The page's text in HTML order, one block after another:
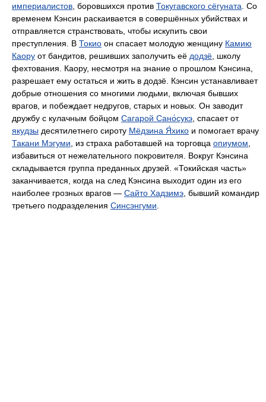
империалистов , боровшихся против Токугавского сёгуната . Со
временем Кэнсин раскаивается в совершённых убийствах и
отправляется странствовать, чтобы искупить свои
преступления. В Токио он спасает молодую женщину Камию
Каору от бандитов, решивших заполучить её додзё , школу
фехтования. Каору, несмотря на знание о прошлом Кэнсина,
разрешает ему остаться и жить в додзё. Кэнсин устанавливает
добрые отношения со многими людьми, включая бывших
врагов, и побеждает недругов, старых и новых. Он заводит
дружбу с кулачным бойцом Сагарой Сано́сукэ , спасает от
якудзы десятилетнего сироту Мёдзина Я́хико и помогает врачу
Такани Мэгуми , из страха работавшей на торговца опиумом
избавиться от нежелательного покровителя. Вокруг Кэнсина
складывается группа преданных друзей. «Токийская часть»
заканчивается, когда на след Кэнсина выходит один из его
наиболее грозных врагов — Сайто Хадзимэ , бывший командир
третьего подразделения Синсэнгуми